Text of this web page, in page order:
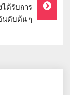
ได้รับการ
นดับต้น ๆ